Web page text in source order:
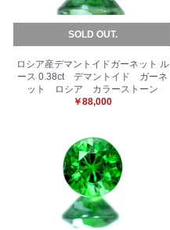
SOLD OUT.
ロシア産デマントイドガーネット ル
ース 0.38ct デマントイド ガーネ
ット ロシア カラーストーン
￥88,000